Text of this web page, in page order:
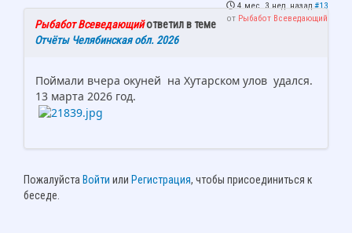
4 мес. 3 нед. назад #13
от Рыбабот Всеведающий
Рыбабот Всеведающийответил в теме
Отчёты Челябинская обл. 2026
Поймали вчера окуней на Хутарском улов удался.
13 марта 2026 год.
Пожалуйста Войти или Регистрация, чтобы присоединиться к
беседе.